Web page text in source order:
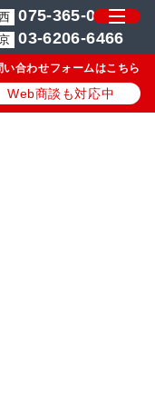
075-365-0571
03-6206-6466
い合わせフォームはこちら
Web商談も対応中
JPC 制作サービス制作の